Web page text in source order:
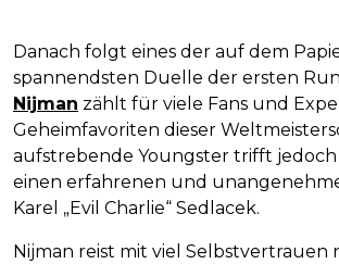
Danach folgt eines der auf dem
spannendsten Duelle der ersten
Nijman zählt für viele Fans und
Geheimfavoriten dieser
aufstrebende Youngster trifft
einen erfahrenen und
Karel „Evil Charlie“ Sedlacek.
Nijman reist mit viel Selbstvertrauen